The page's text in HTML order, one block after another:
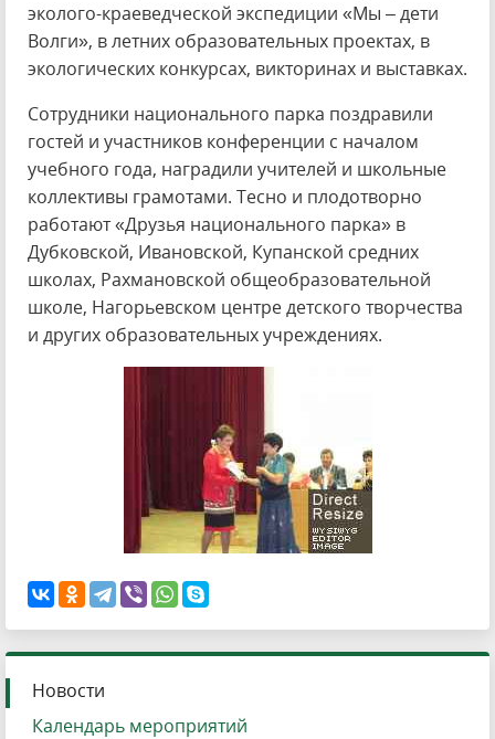
эколого-краеведческой экспедиции «Мы – дети
Волги», в летних образовательных проектах, в
экологических конкурсах, викторинах и выставках.
Сотрудники национального парка поздравили
гостей и участников конференции с началом
учебного года, наградили учителей и школьные
коллективы грамотами. Тесно и плодотворно
работают «Друзья национального парка» в
Дубковской, Ивановской, Купанской средних
школах, Рахмановской общеобразовательной
школе, Нагорьевском центре детского творчества
и других образовательных учреждениях.
Новости
Календарь мероприятий